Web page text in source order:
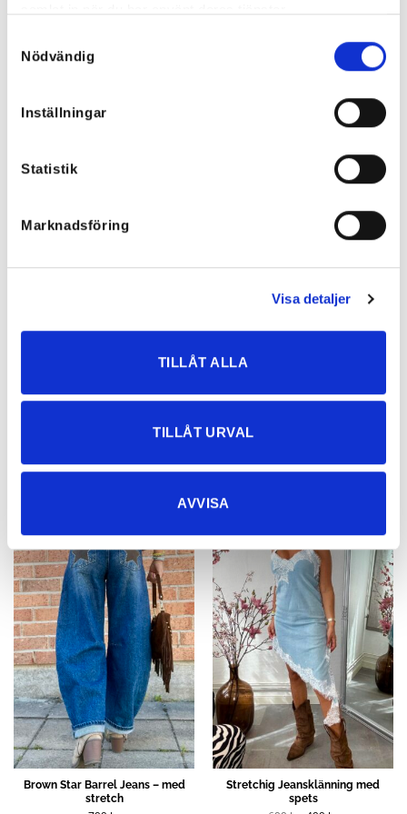
Nödvändig
Inställningar
Statistik
Marknadsföring
Visa detaljer
TILLÅT ALLA
TILLÅT URVAL
AVVISA
Ljusa, XS-XXL
NYHETER
Brown Star Barrel Jeans – med
stretch
Stretchig Jeansklänning med
spets